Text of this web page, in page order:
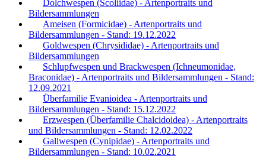
Dolchwespen (Scoliidae) - Artenportraits und
Bildersammlungen
Ameisen (Formicidae) - Artenportraits und
Bildersammlungen - Stand: 19.12.2022
Goldwespen (Chrysididae) - Artenportraits und
Bildersammlungen
Schlupfwespen und Brackwespen (Ichneumonidae,
Braconidae) - Artenportraits und Bildersammlungen - Stand:
12.09.2021
Überfamilie Evanioidea - Artenportraits und
Bildersammlungen - Stand: 15.12.2022
Erzwespen (Überfamilie Chalcidoidea) - Artenportraits
und Bildersammlungen - Stand: 12.02.2022
Gallwespen (Cynipidae) - Artenportraits und
Bildersammlungen - Stand: 10.02.2021